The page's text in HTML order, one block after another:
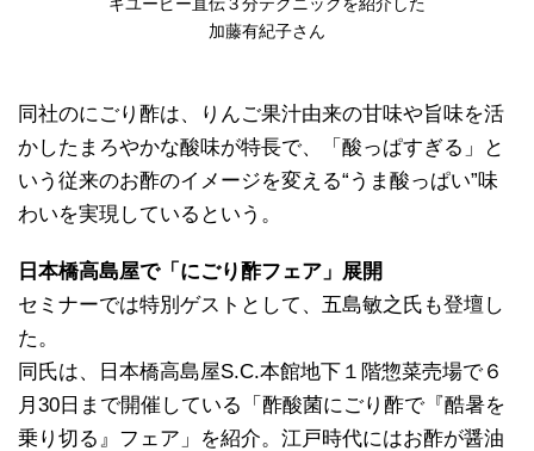
キユーピー直伝３分テクニックを紹介した
加藤有紀子さん
同社のにごり酢は、りんご果汁由来の甘味や旨味を活
かしたまろやかな酸味が特長で、「酸っぱすぎる」と
いう従来のお酢のイメージを変える“うま酸っぱい”味
わいを実現しているという。
日本橋高島屋で「にごり酢フェア」展開
セミナーでは特別ゲストとして、五島敏之氏も登壇し
た。
同氏は、日本橋高島屋S.C.本館地下１階惣菜売場で６
月30日まで開催している「酢酸菌にごり酢で『酷暑を
乗り切る』フェア」を紹介。江戸時代にはお酢が醤油